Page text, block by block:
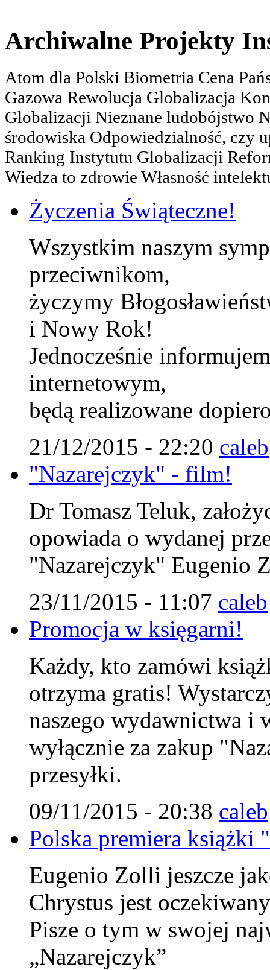
Archiwalne Projekty
Atom dla Polski Biometria Cena
Gazowa Rewolucja Globalizacja
Globalizacji Nieznane ludobójstwo
środowiska Odpowiedzialność, czy
Ranking Instytutu Globalizacji
Wiedza to zdrowie Własność
Życzenia Świąteczne!
Wszystkim naszym
przeciwnikom,
życzymy
i Nowy Rok!
Jednocześnie
internetowym,
będą realizowane
21/12/2015 - 22:20 caleb
"Nazarejczyk" - film!
Dr Tomasz Teluk,
opowiada o wydanej
"Nazarejczyk" Eugenio
23/11/2015 - 11:07 caleb
Promocja w księgarni!
Każdy, kto zamówi
otrzyma gratis!
naszego wydawnictwa i
wyłącznie za zakup
przesyłki.
09/11/2015 - 20:38 caleb
Polska premiera
Eugenio Zolli jeszcze
Chrystus jest
Pisze o tym w swojej
„Nazarejczyk”